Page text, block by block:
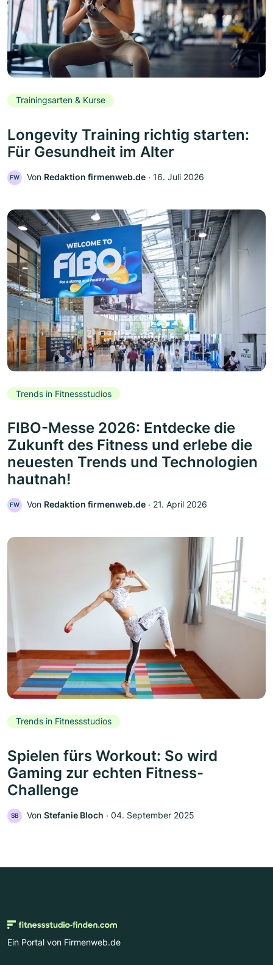
Trainingsarten & Kurse
Longevity Training richtig starten:
Für Gesundheit im Alter
FW Von Redaktion firmenweb.de ‧ 16. Juli 2026
Trends in Fitnessstudios
FIBO-Messe 2026: Entdecke die
Zukunft des Fitness und erlebe die
neuesten Trends und Technologien
hautnah!
FW Von Redaktion firmenweb.de ‧ 21. April 2026
Trends in Fitnessstudios
Spielen fürs Workout: So wird
Gaming zur echten Fitness-
Challenge
SB Von Stefanie Bloch ‧ 04. September 2025
Ein Portal von Firmenweb.de